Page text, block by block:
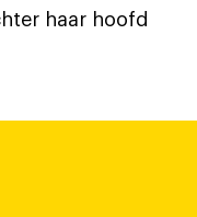
haar hoofd